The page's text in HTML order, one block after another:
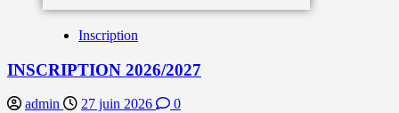
Inscription
INSCRIPTION 2026/2027
admin 27 juin 2026 0